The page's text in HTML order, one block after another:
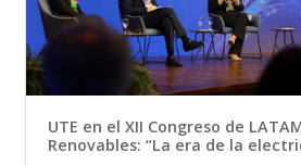
UTE en el XII Congreso de
Renovables: “La era de la